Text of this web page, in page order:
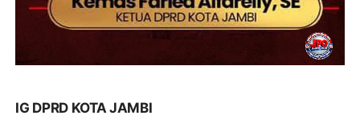
IG DPRD KOTA JAMBI